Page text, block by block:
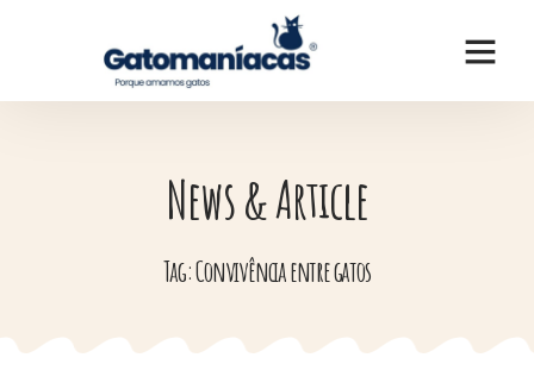
News & Article
Tag: Convivência entre gatos